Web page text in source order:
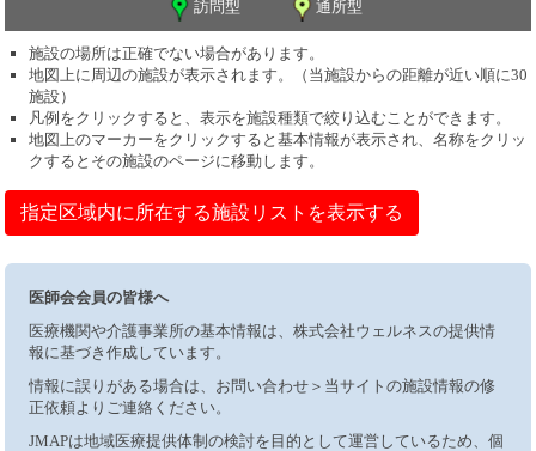
訪問型
通所型
施設の場所は正確でない場合があります。
地図上に周辺の施設が表示されます。（当施設からの距離が近い順に30
施設）
凡例をクリックすると、表示を施設種類で絞り込むことができます。
地図上のマーカーをクリックすると基本情報が表示され、名称をクリッ
クするとその施設のページに移動します。
指定区域内に所在する施設リストを表示する
医師会会員の皆様へ
医療機関や介護事業所の基本情報は、株式会社ウェルネスの提供情
報に基づき作成しています。
情報に誤りがある場合は、お問い合わせ＞当サイトの施設情報の修
正依頼よりご連絡ください。
JMAPは地域医療提供体制の検討を目的として運営しているため、個